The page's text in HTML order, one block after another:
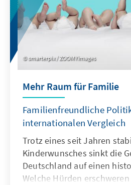
smarterpix / ZOOMYimages
Mehr Raum für Familie
Familienfreundliche
internationalen Vergleich
Trotz eines seit Jahren
Kinderwunsches sinkt die
Deutschland auf einen
Welche Hürden